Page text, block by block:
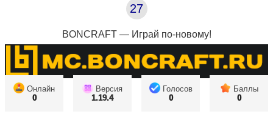
27
BONCRAFT — Играй по-новому!
Онлайн
0
Версия
1.19.4
Голосов
0
Баллы
0